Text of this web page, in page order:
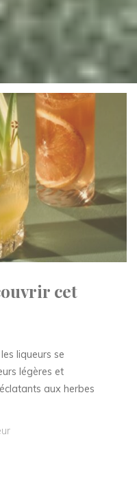
cet
liqueurs se
légères et
aux herbes